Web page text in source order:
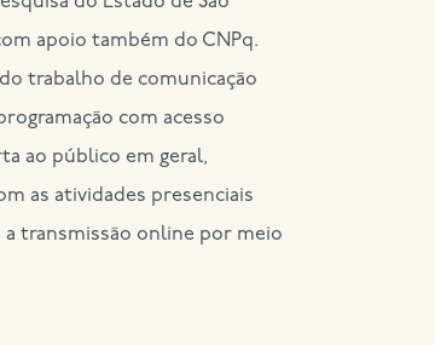
apoio também do CNPq.
trabalho de comunicação
com acesso
ao público em geral,
as atividades presenciais
a transmissão online por meio